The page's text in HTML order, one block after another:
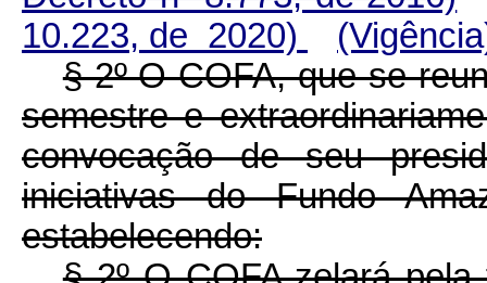
10.223, de 2020)
§ 2º O COFA, que se
semestre e
convocação de seu
iniciativas do Fundo
estabelecendo: